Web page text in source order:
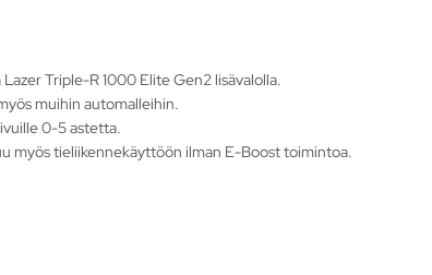
Triple-R 1000 Elite Gen2 lisävalolla.
muihin automalleihin.
0-5 astetta.
myös tieliikennekäyttöön ilman E-Boost toimintoa.